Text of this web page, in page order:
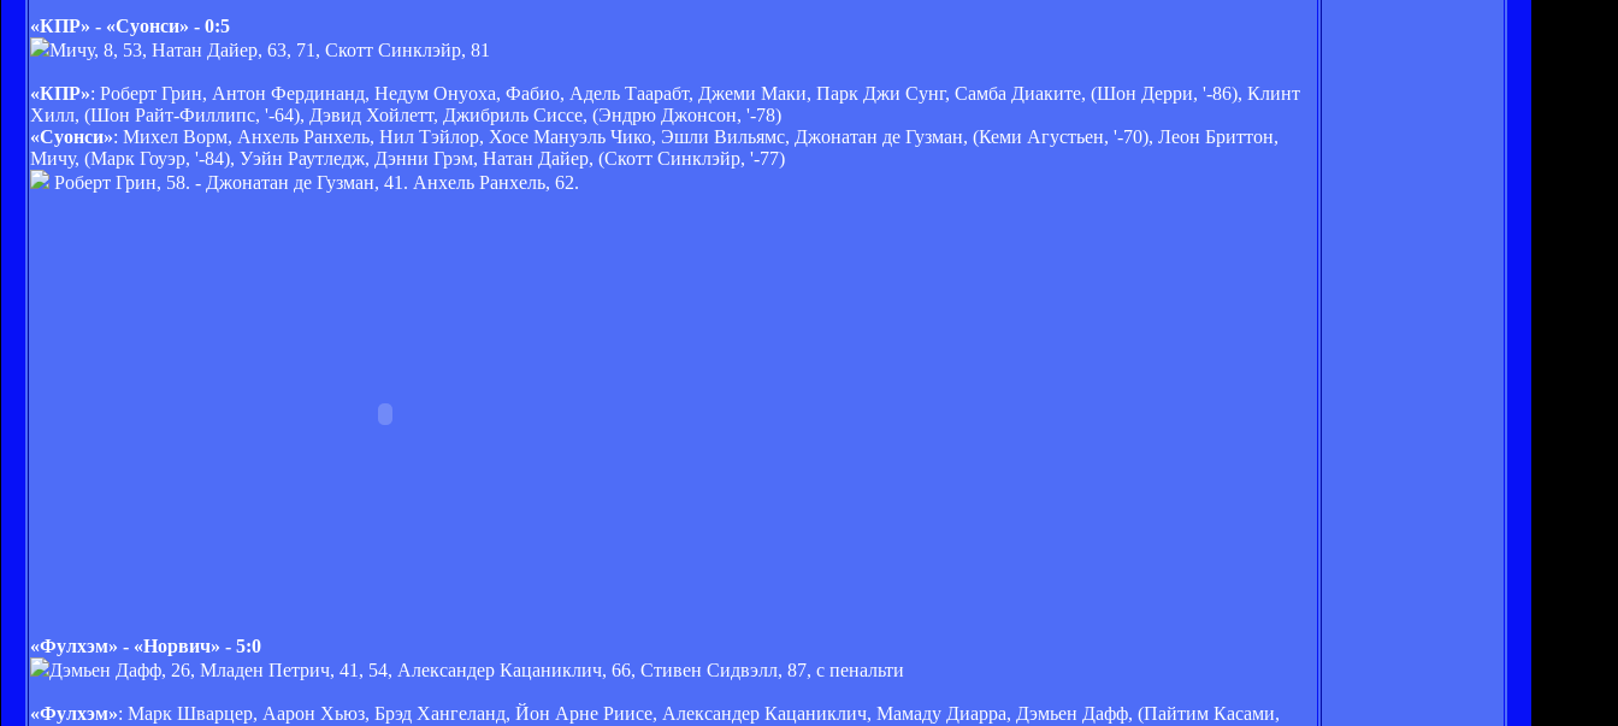
«КПР» - «Суонси» - 0:5
Мичу, 8, 53, Натан Дайер, 63, 71, Скотт Синклэйр, 81
«КПР»: Роберт Грин, Антон Фердинанд, Недум Онуоха, Фабио, Адель Таарабт, Джеми Маки, Парк Джи Сунг, Самба Диаките, (Шон Дерри, '-86), Клинт
Хилл, (Шон Райт-Филлипс, '-64), Дэвид Хойлетт, Джибриль Сиссе, (Эндрю Джонсон, '-78)
«Суонси»: Михел Ворм, Анхель Ранхель, Нил Тэйлор, Хосе Мануэль Чико, Эшли Вильямс, Джонатан де Гузман, (Кеми Агустьен, '-70), Леон Бриттон,
Мичу, (Марк Гоуэр, '-84), Уэйн Раутледж, Дэнни Грэм, Натан Дайер, (Скотт Синклэйр, '-77)
Роберт Грин, 58. - Джонатан де Гузман, 41. Анхель Ранхель, 62.
«Фулхэм» - «Норвич» - 5:0
Дэмьен Дафф, 26, Младен Петрич, 41, 54, Александер Кацаниклич, 66, Стивен Сидвэлл, 87, с пенальти
«Фулхэм»: Марк Шварцер, Аарон Хьюз, Брэд Хангеланд, Йон Арне Риисе, Александер Кацаниклич, Мамаду Диарра, Дэмьен Дафф, (Пайтим Касами,